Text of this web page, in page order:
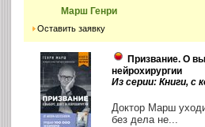
Марш Генри
Оставить заявку
Призвание. О
нейрохирургии
Из серии: Книги, с
Доктор Марш
без дела не...